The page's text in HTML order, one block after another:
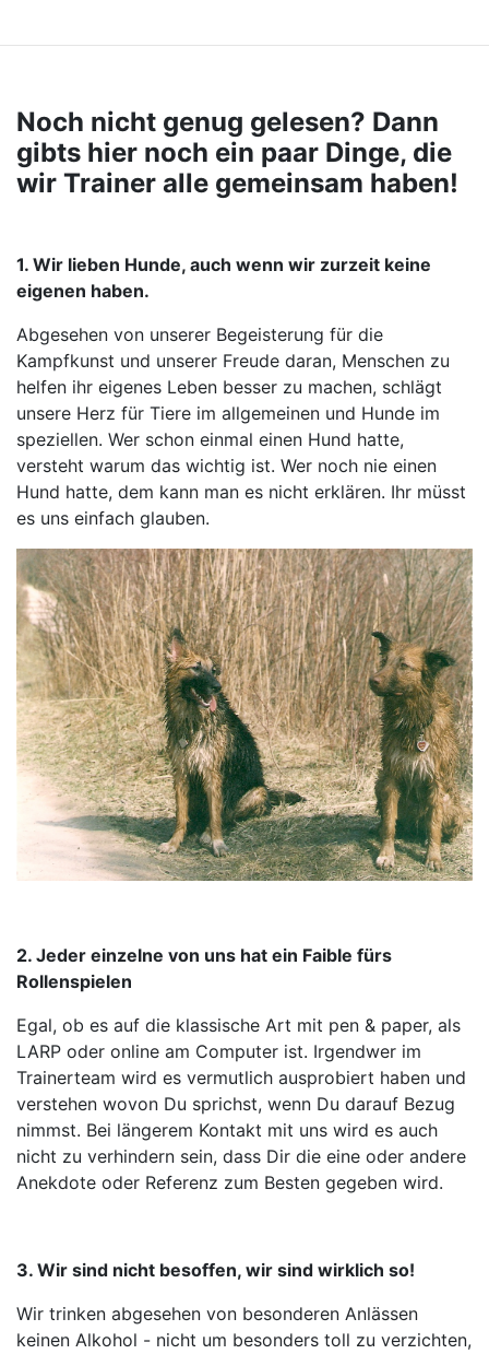
Noch nicht genug gelesen? Dann
gibts hier noch ein paar Dinge, die
wir Trainer alle gemeinsam haben!
1. Wir lieben Hunde, auch wenn wir zurzeit keine
eigenen haben.
Abgesehen von unserer Begeisterung für die
Kampfkunst und unserer Freude daran, Menschen zu
helfen ihr eigenes Leben besser zu machen, schlägt
unsere Herz für Tiere im allgemeinen und Hunde im
speziellen. Wer schon einmal einen Hund hatte,
versteht warum das wichtig ist. Wer noch nie einen
Hund hatte, dem kann man es nicht erklären. Ihr müsst
es uns einfach glauben.
2. Jeder einzelne von uns hat ein Faible fürs
Rollenspielen
Egal, ob es auf die klassische Art mit pen & paper, als
LARP oder online am Computer ist. Irgendwer im
Trainerteam wird es vermutlich ausprobiert haben und
verstehen wovon Du sprichst, wenn Du darauf Bezug
nimmst. Bei längerem Kontakt mit uns wird es auch
nicht zu verhindern sein, dass Dir die eine oder andere
Anekdote oder Referenz zum Besten gegeben wird.
3. Wir sind nicht besoffen, wir sind wirklich so!
Wir trinken abgesehen von besonderen Anlässen
keinen Alkohol - nicht um besonders toll zu verzichten,